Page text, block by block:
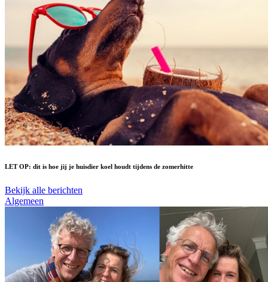
LET OP: dit is hoe jij je huisdier koel houdt tijdens de zomerhitte
Bekijk alle berichten
Algemeen